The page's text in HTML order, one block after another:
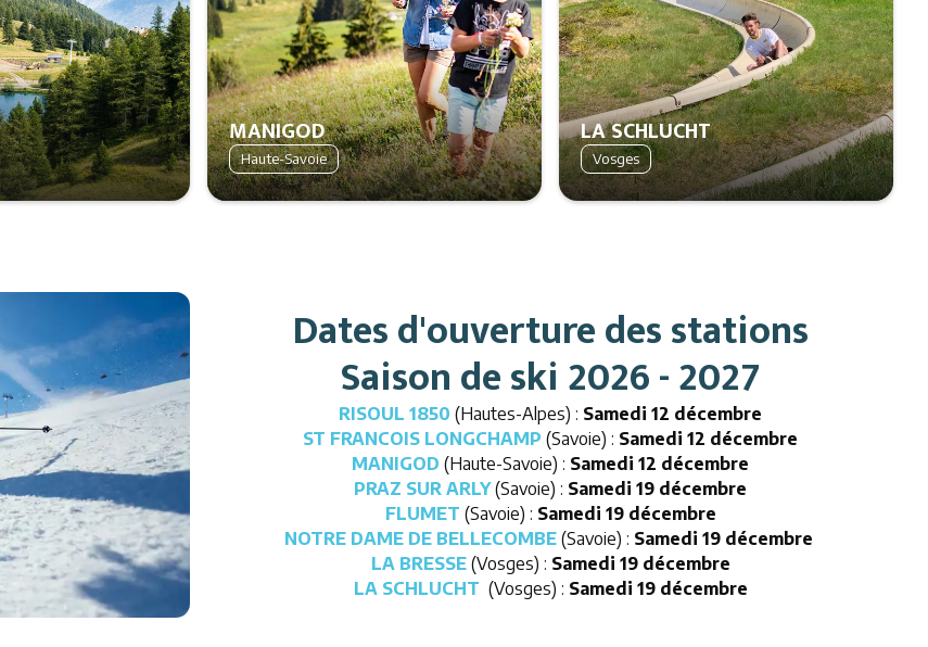
MANIGOD
Haute-Savoie
LA SCHLUCHT
Vosges
Dates d'ouverture des stations
Saison de ski 2026 - 2027
RISOUL 1850 (Hautes-Alpes) : Samedi 12 décembre
ST FRANCOIS LONGCHAMP (Savoie) : Samedi 12 décembre
MANIGOD (Haute-Savoie) : Samedi 12 décembre
PRAZ SUR ARLY (Savoie) : Samedi 19 décembre
FLUMET (Savoie) : Samedi 19 décembre
NOTRE DAME DE BELLECOMBE (Savoie) : Samedi 19 décembre
LA BRESSE (Vosges) : Samedi 19 décembre
LA SCHLUCHT (Vosges) : Samedi 19 décembre